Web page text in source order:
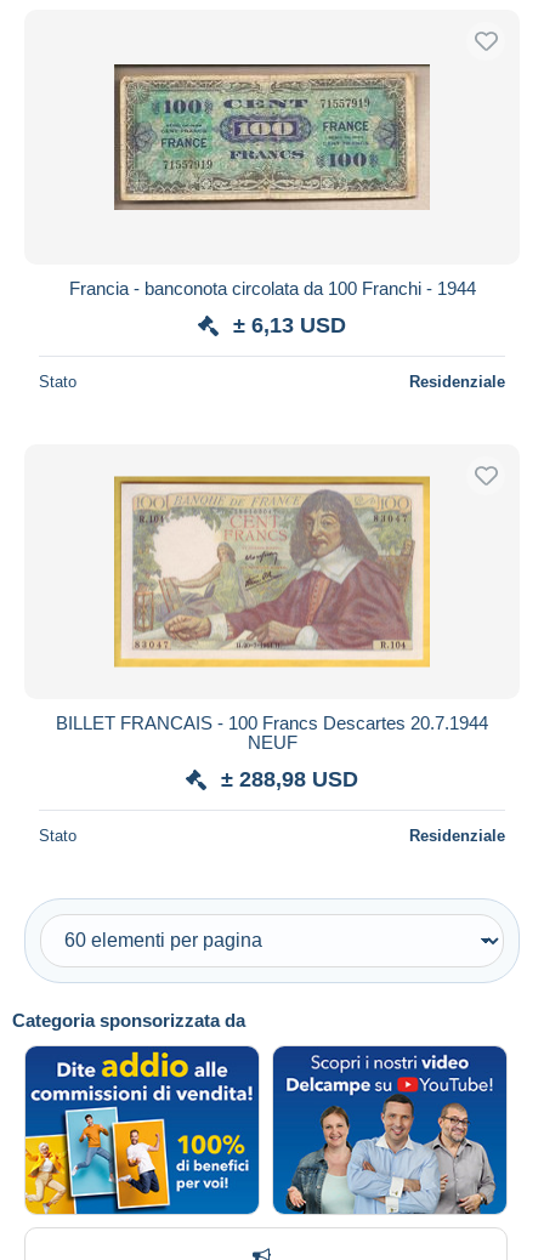
Categoria sponsorizzata da
Francia - banconota circolata da 100 Franchi - 1944
± 6,13 USD
Stato Residenziale
BILLET FRANCAIS - 100 Francs Descartes 20.7.1944
NEUF
± 288,98 USD
Stato Residenziale